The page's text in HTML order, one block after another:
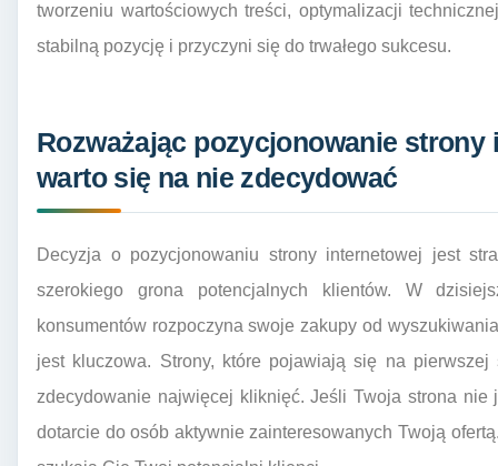
tworzeniu wartościowych treści, optymalizacji
stabilną pozycję i przyczyni się do trwałego sukcesu.
Rozważając pozycjonowanie strony
warto się na nie zdecydować
Decyzja o pozycjonowaniu strony internetowej jest
szerokiego grona potencjalnych klientów. W
konsumentów rozpoczyna swoje zakupy od
jest kluczowa. Strony, które pojawiają się na
zdecydowanie najwięcej kliknięć. Jeśli Twoja strona
dotarcie do osób aktywnie zainteresowanych Twoją